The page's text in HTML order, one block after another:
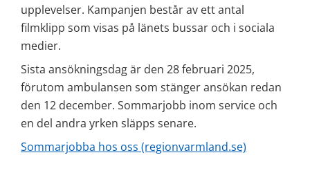
upplevelser. Kampanjen består av ett antal
filmklipp som visas på länets bussar och i sociala
medier.
Sista ansökningsdag är den 28 februari 2025,
förutom ambulansen som stänger ansökan redan
den 12 december. Sommarjobb inom service och
en del andra yrken släpps senare.
Sommarjobba hos oss (regionvarmland.se)